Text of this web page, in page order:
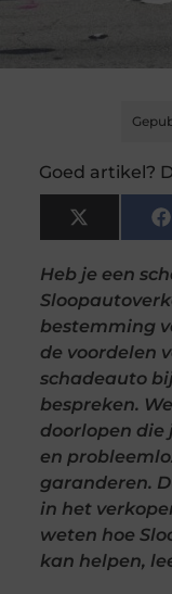
Goed artikel?
X
(Twitter)
Heb je een
bestemming
de voordelen
schadeauto
bespreken.
doorlopen die
en
garanderen.
in het
weten hoe
kan helpen,